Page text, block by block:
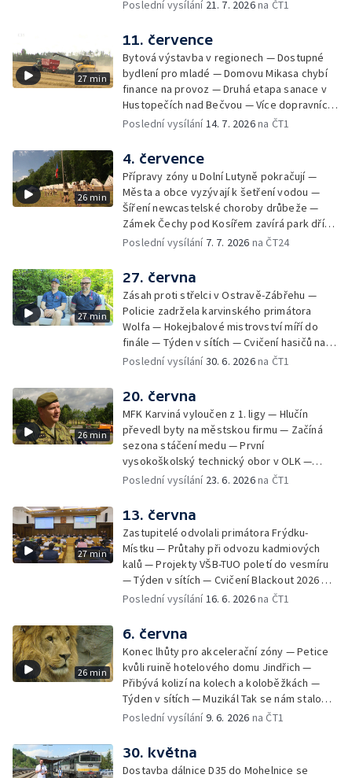
Poslední vysílání 21. 7. 2026na ČT1
27 min
11. července
Bytová výstavba v regionech — Dostupné
bydlení pro mladé — Domovu Mikasa chybí
finance na provoz — Druhá etapa sanace v
Hustopečích nad Bečvou — Více dopravních
nehod v létě — Týden v sítích — Žně v Česku
Poslední vysílání14. 7. 2026na ČT1
26 min
4. července
Přípravy zóny u Dolní Lutyně pokračují —
Města a obce vyzývají k šetření vodou —
Šíření newcastelské choroby drůbeže —
Zámek Čechy pod Kosířem zavírá park dříve
— Začíná hlavní turistická sezóna v MS kraji
150 let od narození Jana Čapka
Poslední vysílání 7. 7. 2026 na ČT24
27 min
27. června
Zásah proti střelci v Ostravě-Zábřehu —
Policie zadržela karvinského primátora
Wolfa — Hokejbalové mistrovství míří do
finále — Týden v sítích — Cvičení hasičů na
letišti v Mošnově — Od července povinná
Poslední vysílání30. 6. 2026na ČT1
26 min
20. června
MFK Karviná vyloučen z 1. ligy — Hlučín
převedl byty na městskou firmu — Začíná
sezona stáčení medu — První
vysokoškolský technický obor v OLK —
Týden v sítích — Tanky Leopard 2A4
četníka z Liptaňské tragédie
Poslední vysílání 23. 6. 2026na ČT1
27 min
13. června
Zastupitelé odvolali primátora Frýdku-
Místku — Průtahy při odvozu kadmiových
kalů — Projekty VŠB-TUO poletí do vesmíru
— Týden v sítích — Cvičení Blackout 2026 —
Budeme sledovat
Poslední vysílání16. 6. 2026na ČT1
26 min
6. června
Konec lhůty pro akcelerační zóny — Petice
kvůli ruině hotelového domu Jindřich —
Přibývá kolizí na kolech a koloběžkách —
Týden v sítích — Muzikál Tak se nám stalo
končí — Pěchotní srub otevřen pro
Poslední vysílání9. 6. 2026 na ČT1
30. května
Dostavba dálnice D35 do Mohelnice se